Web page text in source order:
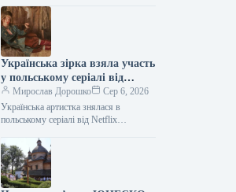
Укрінформ У Музеї війни відбулася
прем’єра першої…
Українська зірка взяла участь
у польському серіалі від
Netflix
Мирослав Дорошко
Сер 6, 2026
Українська артистка знялася в
польському серіалі від Netflix
Українська артистка Оксана
Черкашина, відома за роботами у
стрічках…